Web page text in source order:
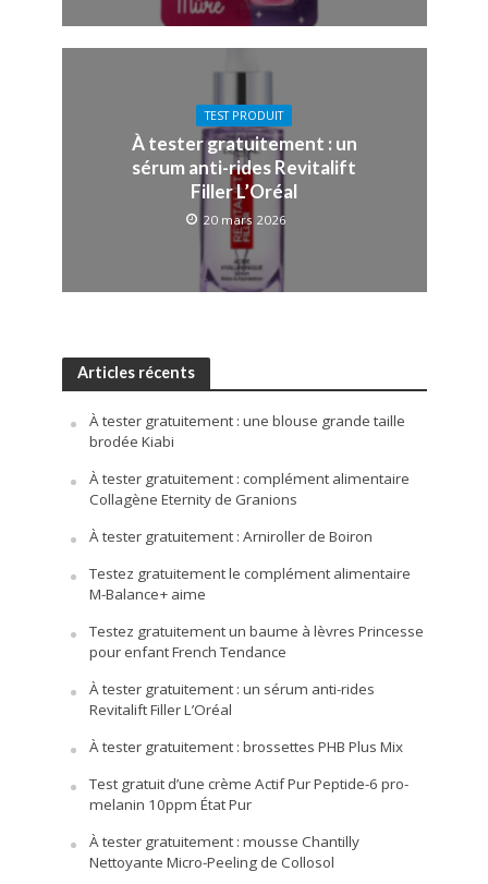
TEST PRODUIT
À tester gratuitement : un
sérum anti-rides Revitalift
Filler L’Oréal
20 mars 2026
Articles récents
À tester gratuitement : une blouse grande taille
brodée Kiabi
À tester gratuitement : complément alimentaire
Collagène Eternity de Granions
À tester gratuitement : Arniroller de Boiron
Testez gratuitement le complément alimentaire
M-Balance+ aime
Testez gratuitement un baume à lèvres Princesse
pour enfant French Tendance
À tester gratuitement : un sérum anti-rides
Revitalift Filler L’Oréal
À tester gratuitement : brossettes PHB Plus Mix
Test gratuit d’une crème Actif Pur Peptide-6 pro-
melanin 10ppm État Pur
À tester gratuitement : mousse Chantilly
Nettoyante Micro-Peeling de Collosol